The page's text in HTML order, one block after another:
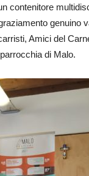
contenitore
genuino
Amici del
di Malo.